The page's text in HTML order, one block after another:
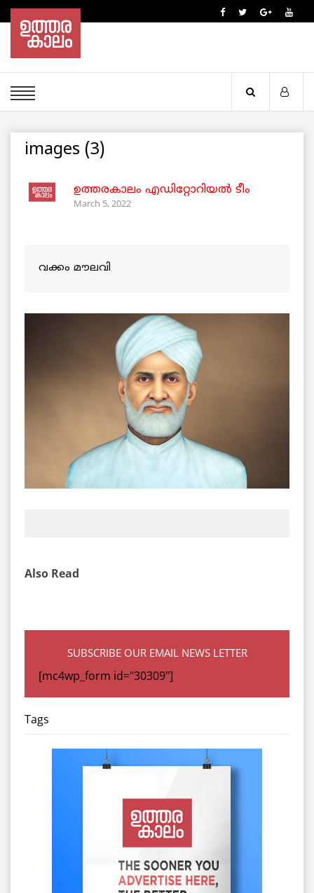
images (3)
ഉത്തരകാലം എഡിറ്റോറിയല്‍ ടീം
March 5, 2022
വക്കം മൗലവി
Also Read
SUBSCRIBE OUR EMAIL NEWS LETTER
[mc4wp_form id="30309"]
Tags